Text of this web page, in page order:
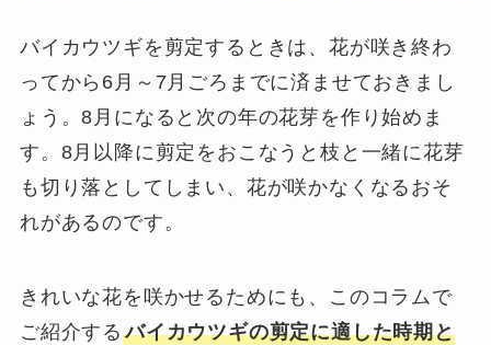
バイカウツギを剪定するときは、花が咲き終わ
ってから6月～7月ごろまでに済ませておきまし
ょう。8月になると次の年の花芽を作り始めま
す。8月以降に剪定をおこなうと枝と一緒に花芽
も切り落としてしまい、花が咲かなくなるおそ
れがあるのです。
きれいな花を咲かせるためにも、このコラムで
ご紹介する バイカウツギの剪定に適した時期と